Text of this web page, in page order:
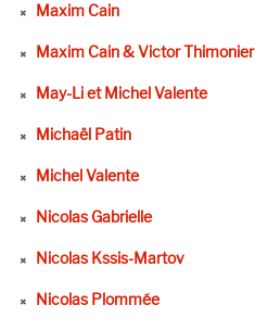
Maxim Cain
Maxim Cain & Victor Thimonier
May-Li et Michel Valente
Michaël Patin
Michel Valente
Nicolas Gabrielle
Nicolas Kssis-Martov
Nicolas Plommée